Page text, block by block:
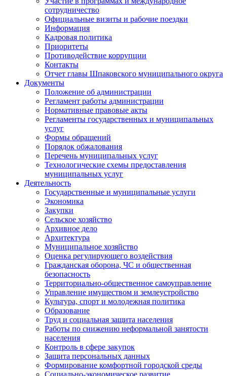
сотрудничество
Официальные визиты и рабочие поездки
Информация
Кадровая политика
Приоритеты
Противодействие коррупции
Контакты
Отчет главы Шпаковского муниципального округа
Документы
Положение об администрации
Регламент работы администрации
Нормативные правовые акты
Регламенты государственных и муниципальных
услуг
Формы обращений
Порядок обжалования
Перечень муниципальных услуг
Технологические схемы предоставления
муниципальных услуг
Деятельность
Государственные и муниципальные услуги
Экономика
Закупки
Сельское хозяйство
Архивное дело
Архитектура
Муниципальное хозяйство
Оценка регулирующего воздействия
Гражданская оборона, ЧС и общественная
безопасность
Территориально-общественное самоуправление
Управление имуществом и землеустройство
Культура, спорт и молодежная политика
Образование
Труд и социальная защита населения
Работы по снижению неформальной занятости
населения
Контроль в сфере закупок
Защита персональных данных
Формирование комфортной городской среды